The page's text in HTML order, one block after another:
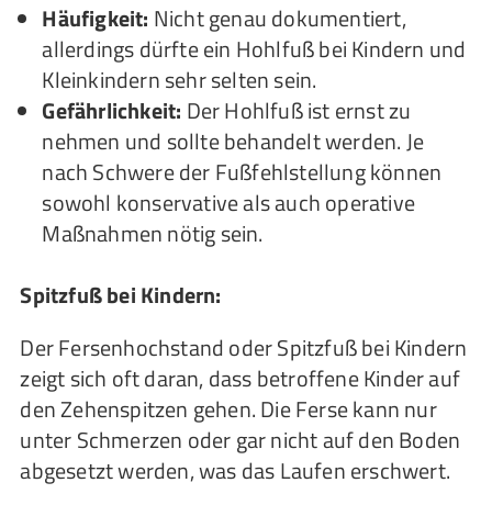
Häufigkeit: Nicht genau dokumentiert,
allerdings dürfte ein Hohlfuß bei Kindern und
Kleinkindern sehr selten sein.
Gefährlichkeit: Der Hohlfuß ist ernst zu
nehmen und sollte behandelt werden. Je
nach Schwere der Fußfehlstellung können
sowohl konservative als auch operative
Maßnahmen nötig sein.
Spitzfuß bei Kindern:
Der Fersenhochstand oder Spitzfuß bei Kindern
zeigt sich oft daran, dass betroffene Kinder auf
den Zehenspitzen gehen. Die Ferse kann nur
unter Schmerzen oder gar nicht auf den Boden
abgesetzt werden, was das Laufen erschwert.